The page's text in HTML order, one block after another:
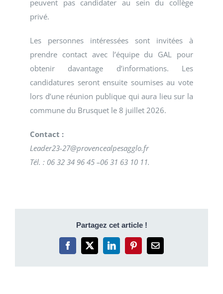
peuvent pas candidater au sein du collège
privé.
Les personnes intéressées sont invitées à
prendre contact avec l’équipe du GAL pour
obtenir davantage d’informations. Les
candidatures seront ensuite soumises au vote
lors d’une réunion publique qui aura lieu sur la
commune du Brusquet le 8 juillet 2026.
Contact :
Leader23-27@provencealpesagglo.fr
Tél. : 06 32 34 96 45 –06 31 63 10 11.
Partagez cet article !
Facebook
X LinkedInPinterestEmail